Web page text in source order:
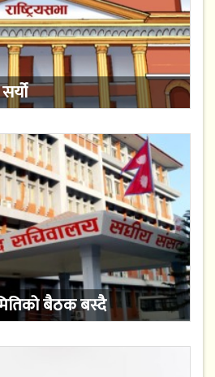
बैठक बस्दै